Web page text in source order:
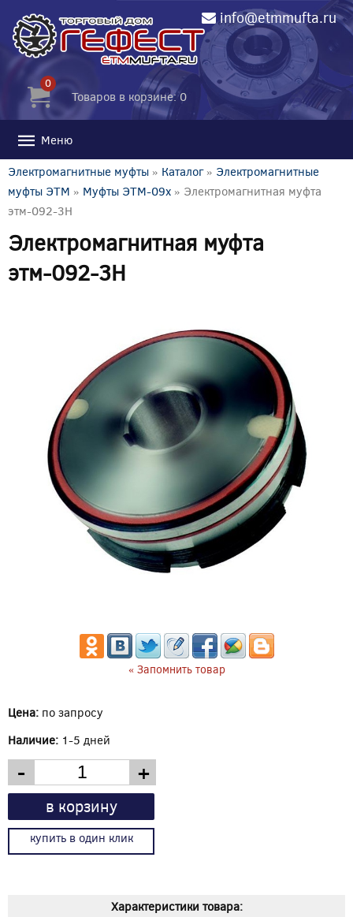
info@etmmufta.ru
0
Товаров в корзине: 0
Меню
Электромагнитные муфты » Каталог» Электромагнитные
муфты ЭТМ » Муфты ЭТМ-09x » Электромагнитная муфта
этм-092-3Н
Электромагнитная муфта
этм-092-3Н
« Запомнить товар
Цена: по запросу
Наличие: 1-5 дней
- +
в корзину
купить в один клик
Характеристики товара: